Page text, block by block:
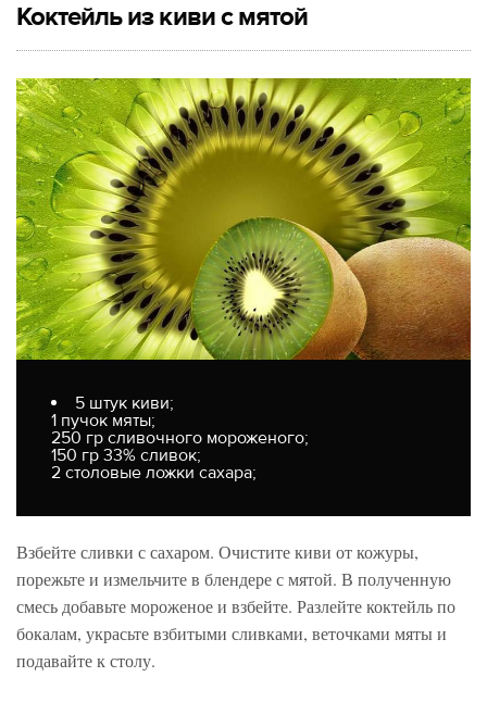
Коктейль из киви с мятой
5 штук киви;
1 пучок мяты;
250 гр сливочного мороженого;
150 гр 33% сливок;
2 столовые ложки сахара;
Взбейте сливки с сахаром. Очистите киви от кожуры,
порежьте и измельчите в блендере с мятой. В полученную
смесь добавьте мороженое и взбейте. Разлейте коктейль по
бокалам, украсьте взбитыми сливками, веточками мяты и
подавайте к столу.